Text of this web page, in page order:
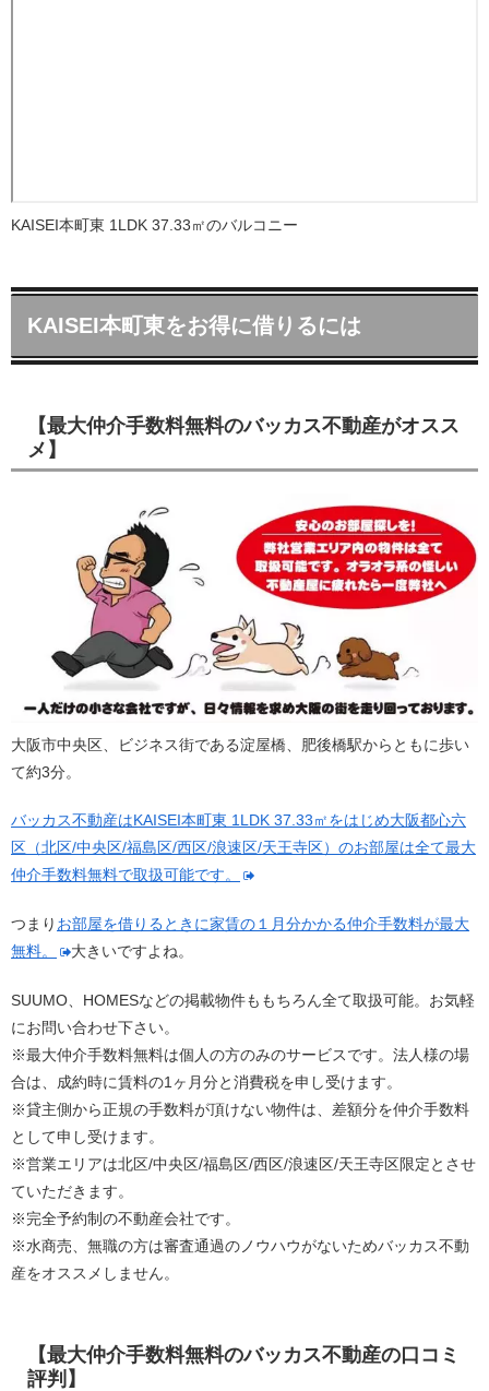
KAISEI本町東 1LDK 37.33㎡のバルコニー
KAISEI本町東をお得に借りるには
【最大仲介手数料無料のバッカス不動産がオスス
メ】
大阪市中央区、ビジネス街である淀屋橋、肥後橋駅からともに歩い
て約3分。
バッカス不動産はKAISEI本町東 1LDK 37.33㎡をはじめ大阪都心六
区（北区/中央区/福島区/西区/浪速区/天王寺区）のお部屋は全て最大
仲介手数料無料で取扱可能です。
つまり お部屋を借りるときに家賃の１月分かかる仲介手数料が最大
無料。
大きいですよね。
SUUMO、HOMESなどの掲載物件ももちろん全て取扱可能。お気軽
にお問い合わせ下さい。
※最大仲介手数料無料は個人の方のみのサービスです。法人様の場
合は、成約時に賃料の1ヶ月分と消費税を申し受けます。
※貸主側から正規の手数料が頂けない物件は、差額分を仲介手数料
として申し受けます。
※営業エリアは北区/中央区/福島区/西区/浪速区/天王寺区限定とさせ
ていただきます。
※完全予約制の不動産会社です。
※水商売、無職の方は審査通過のノウハウがないためバッカス不動
産をオススメしません。
【最大仲介手数料無料のバッカス不動産の口コミ
評判】